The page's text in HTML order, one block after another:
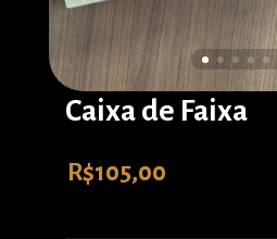
Caixa de Faixa
R$105,00